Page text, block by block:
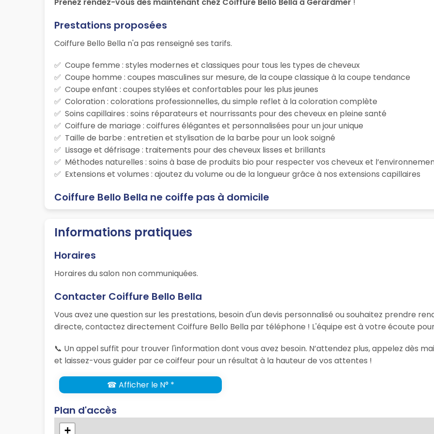
Prenez rendez-vous dès maintenant chez Coiffure Bello Bella à Gerardmer !
Prestations proposées
Coiffure Bello Bella n'a pas renseigné ses tarifs.
Coupe femme : styles modernes et classiques pour tous les types de cheveux
Coupe homme : coupes masculines sur mesure, de la coupe classique à la coupe tendance
Coupe enfant : coupes stylées et confortables pour les plus jeunes
Coloration : colorations professionnelles, du simple reflet à la coloration complète
Soins capillaires : soins réparateurs et nourrissants pour des cheveux en pleine santé
Coiffure de mariage : coiffures élégantes et personnalisées pour un jour unique
Taille de barbe : entretien et stylisation de la barbe pour un look soigné
Lissage et défrisage : traitements pour des cheveux lisses et brillants
Méthodes naturelles : soins à base de produits bio pour respecter vos cheveux et
Extensions et volumes : ajoutez du volume ou de la longueur grâce à nos extensions capillaires
Coiffure Bello Bella ne coiffe pas à domicile
Informations pratiques
Horaires
Horaires du salon non communiquées.
Contacter Coiffure Bello Bella
Vous avez une question sur les prestations, besoin d'un devis personnalisé ou souhaitez prendre
directe, contactez directement Coiffure Bello Bella par téléphone ! L'équipe est à votre écoute
📞 Un appel suffit pour trouver l'information dont vous avez besoin. N’attendez plus, appelez dès
et laissez-vous guider par ce coiffeur pour un résultat à la hauteur de vos attentes !
☎ Afficher le N° *
Plan d'accès
+